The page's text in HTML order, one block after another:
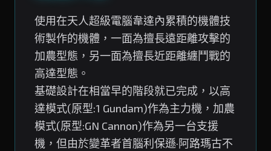
使用在天人超級電腦韋達內累積的機體技
術製作的機體，一面為擅長遠距離攻擊的
加農型態，另一面為擅長近距離纏鬥戰的
高達型態。
基礎設計在相當早的階段就已完成，以高
達模式(原型:1 Gundam)作為主力機，加農
模式(原型:GN Cannon)作為另一台支援
機，但由於變革者首腦利保遜·阿路瑪古不